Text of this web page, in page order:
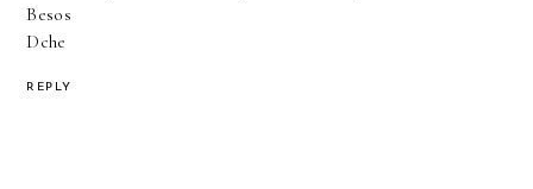
Besos
Dche
REPLY